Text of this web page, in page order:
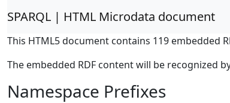
SPARQL | HTML Microdata document
This HTML5 document contains 119 embedded
The embedded RDF content will be recognized
Namespace Prefixes